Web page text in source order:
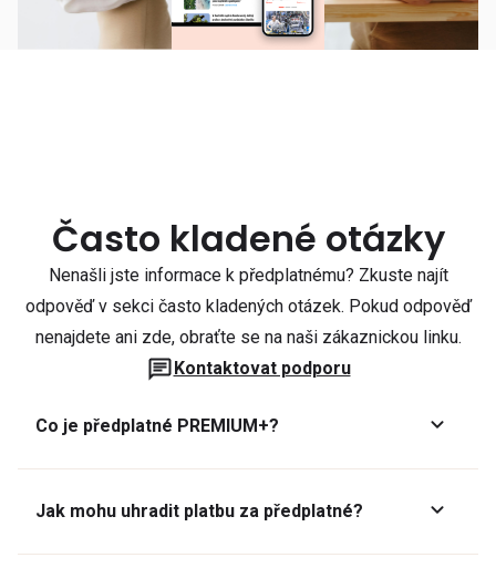
Často kladené otázky
Nenašli jste informace k předplatnému? Zkuste najít
odpověď v sekci často kladených otázek. Pokud odpověď
nenajdete ani zde, obraťte se na naši zákaznickou linku.
Kontaktovat podporu
Co je předplatné PREMIUM+?
Jak mohu uhradit platbu za předplatné?